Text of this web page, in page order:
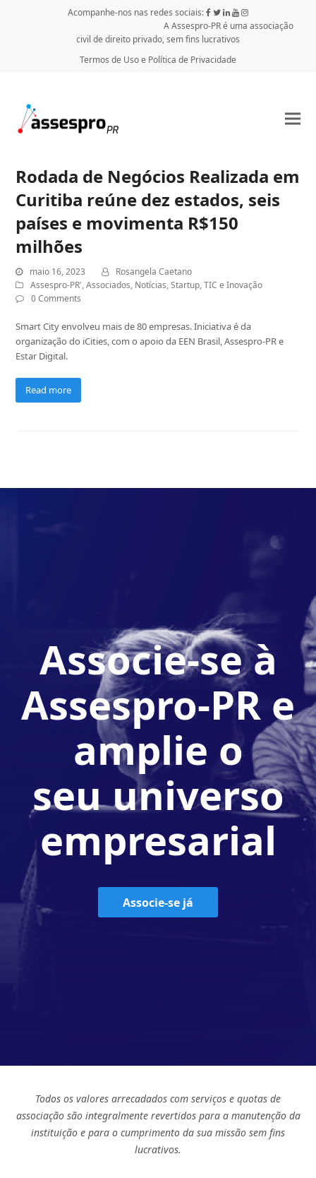
Acompanhe-nos nas redes sociais:
A Assespro-PR é uma associação
civil de direito privado, sem fins lucrativos
Termos de Uso e Política de Privacidade
Rodada de Negócios Realizada em
Curitiba reúne dez estados, seis
países e movimenta R$150
milhões
maio 16, 2023
Rosangela Caetano
Assespro-PR',Associados, Notícias,Startup,TIC e Inovação
0 Comments
Smart City envolveu mais de 80 empresas. Iniciativa é da
organização do iCities, com o apoio da EEN Brasil, Assespro-PR e
Estar Digital.
Read more
Associe-se à
Assespro-PR e
amplie o
seu universo
empresarial
Associe-se já
Todos os valores arrecadados com serviços e quotas de
associação são integralmente revertidos para a manutenção da
instituição e para o cumprimento da sua missão sem fins
lucrativos.